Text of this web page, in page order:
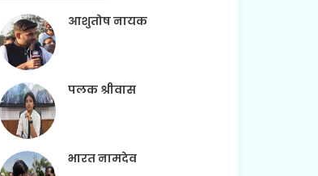
आशुतोष नायक
पलक श्रीवास
भारत नामदेव